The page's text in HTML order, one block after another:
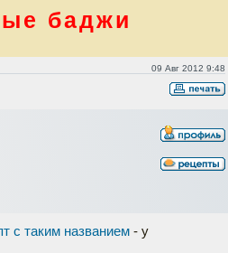
баджи
09 Авг 2012 9:48
с таким названием - у